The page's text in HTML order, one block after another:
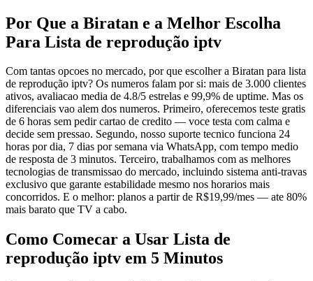
Por Que a Biratan e a Melhor Escolha
Para Lista de reprodução iptv
Com tantas opcoes no mercado, por que escolher a Biratan para lista
de reprodução iptv? Os numeros falam por si: mais de 3.000 clientes
ativos, avaliacao media de 4.8/5 estrelas e 99,9% de uptime. Mas os
diferenciais vao alem dos numeros. Primeiro, oferecemos teste gratis
de 6 horas sem pedir cartao de credito — voce testa com calma e
decide sem pressao. Segundo, nosso suporte tecnico funciona 24
horas por dia, 7 dias por semana via WhatsApp, com tempo medio
de resposta de 3 minutos. Terceiro, trabalhamos com as melhores
tecnologias de transmissao do mercado, incluindo sistema anti-travas
exclusivo que garante estabilidade mesmo nos horarios mais
concorridos. E o melhor: planos a partir de R$19,99/mes — ate 80%
mais barato que TV a cabo.
Como Comecar a Usar Lista de
reprodução iptv em 5 Minutos